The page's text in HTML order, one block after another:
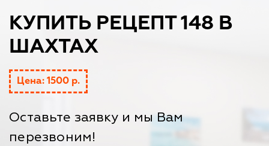
КУПИТЬ РЕЦЕПТ 148 В
ШАХТАХ
Цена: 1500 р.
Оставьте заявку и мы Вам
перезвоним!